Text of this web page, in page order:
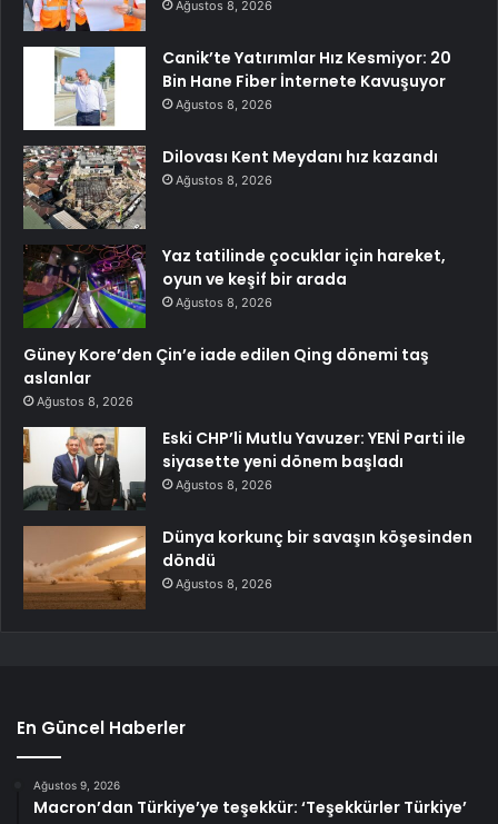
Ağustos 8, 2026
Canik’te Yatırımlar Hız Kesmiyor: 20
Bin Hane Fiber İnternete Kavuşuyor
Ağustos 8, 2026
Dilovası Kent Meydanı hız kazandı
Ağustos 8, 2026
Yaz tatilinde çocuklar için hareket,
oyun ve keşif bir arada
Ağustos 8, 2026
Güney Kore’den Çin’e iade edilen Qing dönemi taş
aslanlar
Ağustos 8, 2026
Eski CHP’li Mutlu Yavuzer: YENİ Parti ile
siyasette yeni dönem başladı
Ağustos 8, 2026
Dünya korkunç bir savaşın köşesinden
döndü
Ağustos 8, 2026
En Güncel Haberler
Ağustos 9, 2026
Macron’dan Türkiye’ye teşekkür: ‘Teşekkürler Türkiye’